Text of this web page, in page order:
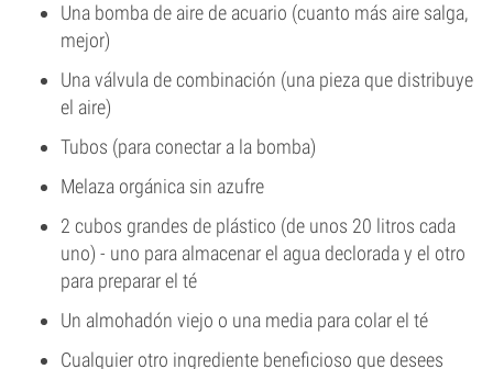
Una bomba de aire de acuario (cuanto más aire salga,
mejor)
Una válvula de combinación (una pieza que distribuye
el aire)
Tubos (para conectar a la bomba)
Melaza orgánica sin azufre
2 cubos grandes de plástico (de unos 20 litros cada
uno) - uno para almacenar el agua declorada y el otro
para preparar el té
Un almohadón viejo o una media para colar el té
Cualquier otro ingrediente beneficioso que desees